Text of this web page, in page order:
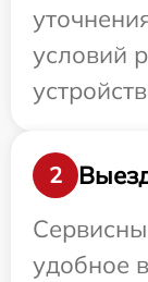
условий
2
удобное